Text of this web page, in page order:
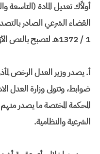
أولاًك تعديل المادة
1 / 1372هـ لتصبح بالنص الآتي:
أ‌. يصدر وزير العدل الرخص
ضوابط، وتتولى وزارة العدل
المحكمة المختصة ما يصدر
الشرعية والنظامية.